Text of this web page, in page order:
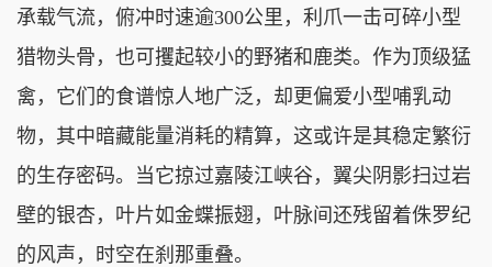
承载气流，俯冲时速逾300公里，利爪一击可碎小型
猎物头骨，也可攫起较小的野猪和鹿类。作为顶级猛
禽，它们的食谱惊人地广泛，却更偏爱小型哺乳动
物，其中暗藏能量消耗的精算，这或许是其稳定繁衍
的生存密码。当它掠过嘉陵江峡谷，翼尖阴影扫过岩
壁的银杏，叶片如金蝶振翅，叶脉间还残留着侏罗纪
的风声，时空在刹那重叠。